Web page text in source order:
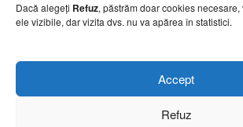
Dacă alegeți Refuz, păstrăm doar cookies
ele vizibile, dar vizita dvs. nu va apărea în statistici.
Accept
Refuz
10 august 2026
Turismul marocan, între riaduri și refugii
10 august 2026